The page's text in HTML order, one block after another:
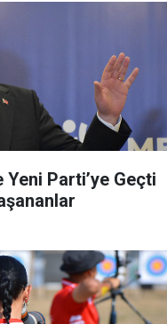
Parti’ye Geçti